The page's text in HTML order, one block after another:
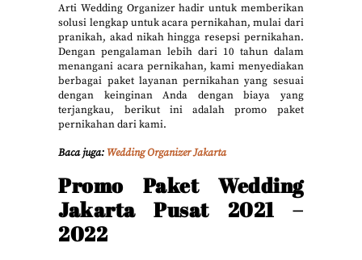
Arti Wedding Organizer hadir untuk memberikan
solusi lengkap untuk acara pernikahan, mulai dari
pranikah, akad nikah hingga resepsi pernikahan.
Dengan pengalaman lebih dari 10 tahun dalam
menangani acara pernikahan, kami menyediakan
berbagai paket layanan pernikahan yang sesuai
dengan keinginan Anda dengan biaya yang
terjangkau, berikut ini adalah promo paket
pernikahan dari kami.
Baca juga:Wedding Organizer Jakarta
Promo Paket Wedding
Jakarta Pusat 2021 –
2022